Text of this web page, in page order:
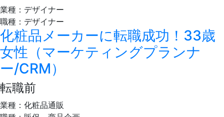
業種：デザイナー
職種：デザイナー
化粧品メーカーに転職成功！33歳
女性（マーケティングプランナ
ー/CRM）
転職前
業種：化粧品通販